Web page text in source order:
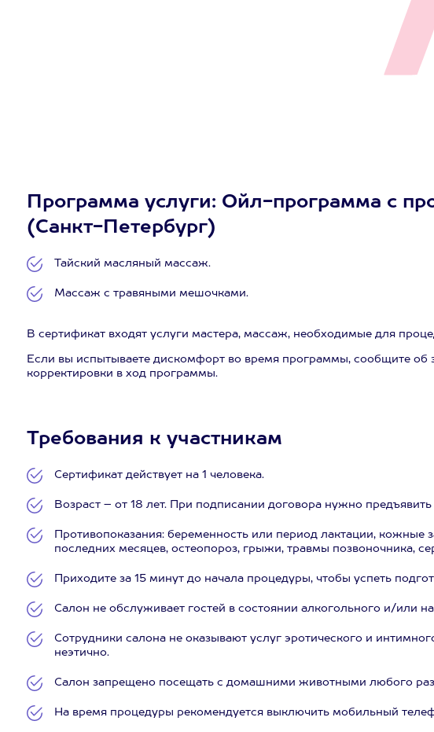
Программа услуги: Ойл-программа с
(Санкт-Петербург)
Тайский масляный массаж.
Массаж с травяными мешочками.
В сертификат входят услуги мастера, массаж, необходимые для
Если вы испытываете дискомфорт во время программы, сообщите об
корректировки в ход программы.
Требования к участникам
Сертификат действует на 1 человека.
Возраст – от 18 лет. При подписании договора нужно
Противопоказания: беременность или период лактации, кожные
последних месяцев, остеопороз, грыжи, травмы позвоночника,
Приходите за 15 минут до начала процедуры, чтобы успеть
Салон не обслуживает гостей в состоянии алкогольного и/или
Сотрудники салона не оказывают услуг эротического и
неэтично.
Салон запрещено посещать с домашними животными любого
На время процедуры рекомендуется выключить мобильный